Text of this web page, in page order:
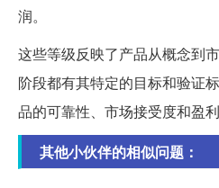
润。
这些等级反映了产品从概念到
阶段都有其特定的目标和验证
品的可靠性、市场接受度和盈
其他小伙伴的相似问题：